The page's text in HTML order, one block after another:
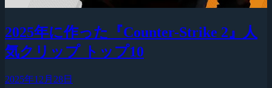
2025年に作った『Counter-Strike 2』人
気クリップ トップ10
2025年12月28日